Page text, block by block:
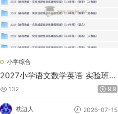
小学综合
2027小学语文数学英语 实验班提
优训练暑假衔接
132 9.9
枕边人 2026-07-15